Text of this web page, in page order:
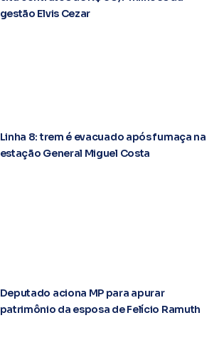
gestão Elvis Cezar
Linha 8: trem é evacuado após fumaça na
estação General Miguel Costa
Deputado aciona MP para apurar
patrimônio da esposa de Felício Ramuth